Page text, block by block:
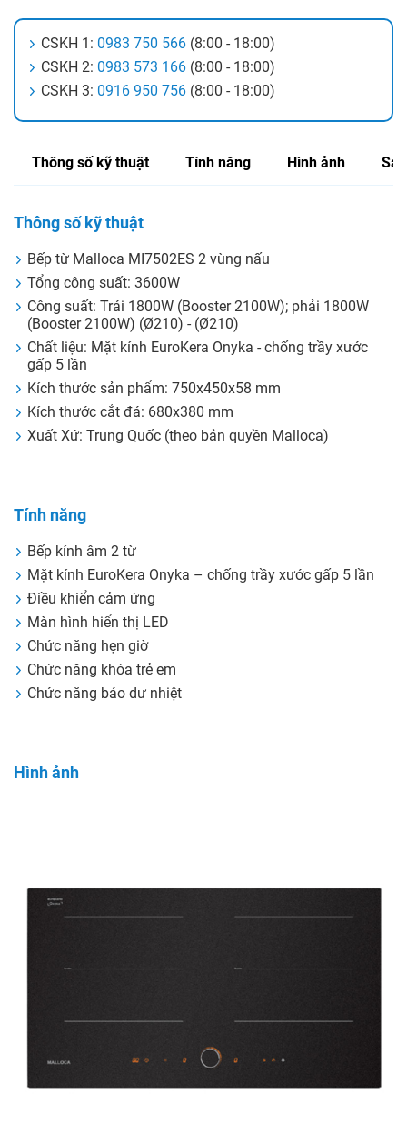
CSKH 1: 0983 750 566 (8:00 - 18:00)
CSKH 2: 0983 573 166 (8:00 - 18:00)
CSKH 3: 0916 950 756 (8:00 - 18:00)
Thông số kỹ thuật Tính năng Hình ảnh
Thông số kỹ thuật
Bếp từ Malloca MI7502ES 2 vùng nấu
Tổng công suất: 3600W
Công suất: Trái 1800W (Booster 2100W); phải 1800W
(Booster 2100W) (Ø210) - (Ø210)
Chất liệu: Mặt kính EuroKera Onyka - chống trầy xước
gấp 5 lần
Kích thước sản phẩm: 750x450x58 mm
Kích thước cắt đá: 680x380 mm
Xuất Xứ: Trung Quốc (theo bản quyền Malloca)
Tính năng
Bếp kính âm 2 từ
Mặt kính EuroKera Onyka – chống trầy xước gấp 5 lần
Điều khiển cảm ứng
Màn hình hiển thị LED
Chức năng hẹn giờ
Chức năng khóa trẻ em
Chức năng báo dư nhiệt
Hình ảnh